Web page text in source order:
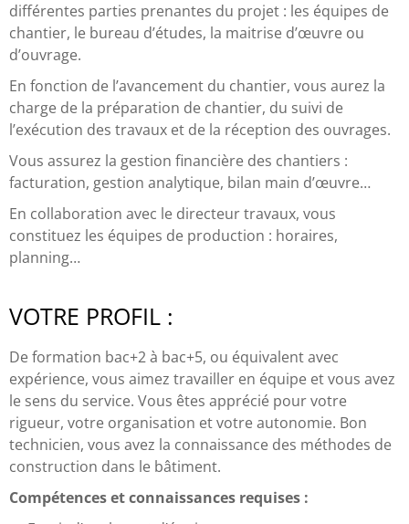
différentes parties prenantes du projet : les équipes de
chantier, le bureau d’études, la maitrise d’œuvre ou
d’ouvrage.
En fonction de l’avancement du chantier, vous aurez la
charge de la préparation de chantier, du suivi de
l’exécution des travaux et de la réception des ouvrages.
Vous assurez la gestion financière des chantiers :
facturation, gestion analytique, bilan main d’œuvre…
En collaboration avec le directeur travaux, vous
constituez les équipes de production : horaires,
planning…
VOTRE PROFIL :
De formation bac+2 à bac+5, ou équivalent avec
expérience, vous aimez travailler en équipe et vous avez
le sens du service. Vous êtes apprécié pour votre
rigueur, votre organisation et votre autonomie. Bon
technicien, vous avez la connaissance des méthodes de
construction dans le bâtiment.
Compétences et connaissances requises :